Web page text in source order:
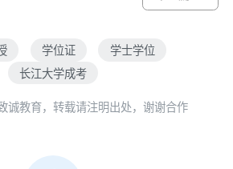
学位证
学士学位
长江大学成考
诚教育，转载请注明出处，谢谢合作